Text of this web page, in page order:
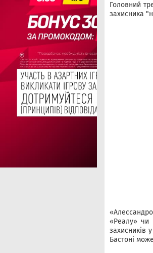
Головний
захисника
«Реалу» чи
захисників
Бастоні